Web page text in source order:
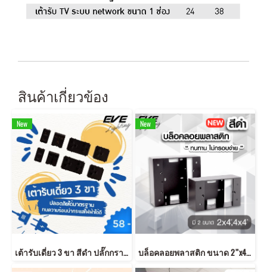
สินค้าเกี่ยวข้อง
New
เต้ารับเดี่ยว 3 ขา สีดำ ปลั๊กกราวด์คู่ ได้มาตรฐาน มอก.
New
บล็อคลอยพลาสติก ขนาด 2”x4”,4”x4” สีดำ